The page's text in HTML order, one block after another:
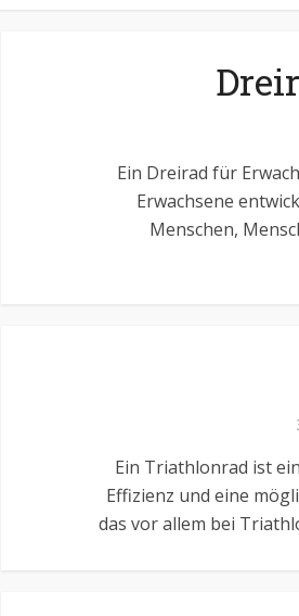
Ein Dreirad für
Erwachsene
Menschen,
Ein Triathlonrad ist
Effizienz und eine
das vor allem bei